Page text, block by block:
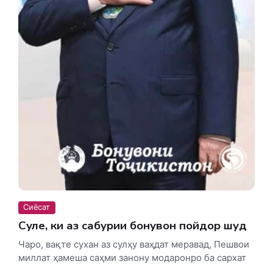
Сиёсат
Сулҳе, ки аз сабурии бонувон пойдор шуд
Чаро, вақте сухан аз сулҳу ваҳдат меравад, Пешвои
миллат ҳамеша саҳми занону модаронро ба сархат